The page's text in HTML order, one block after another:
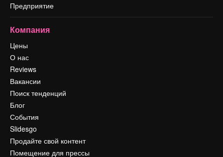
Предприятие
Компания
Цены
О нас
Reviews
Вакансии
Поиск тенденций
Блог
События
Slidesgo
Продайте свой контент
Помещение для прессы